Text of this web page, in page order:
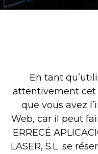
En tant
attentivement cet
que vous avez
Web, car il peut
ERRECÉ
LASER, S.L. se